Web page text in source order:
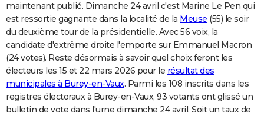
maintenant publié. Dimanche 24 avril c'est Marine Le Pen qui
est ressortie gagnante dans la localité de la Meuse (55) le soir
du deuxième tour de la présidentielle. Avec 56 voix, la
candidate d'extrême droite l'emporte sur Emmanuel Macron
(24 votes). Reste désormais à savoir quel choix feront les
électeurs les 15 et 22 mars 2026 pour le résultat des
municipales à Burey-en-Vaux. Parmi les 108 inscrits dans les
registres électoraux à Burey-en-Vaux, 93 votants ont glissé un
bulletin de vote dans l'urne dimanche 24 avril. Soit un taux de